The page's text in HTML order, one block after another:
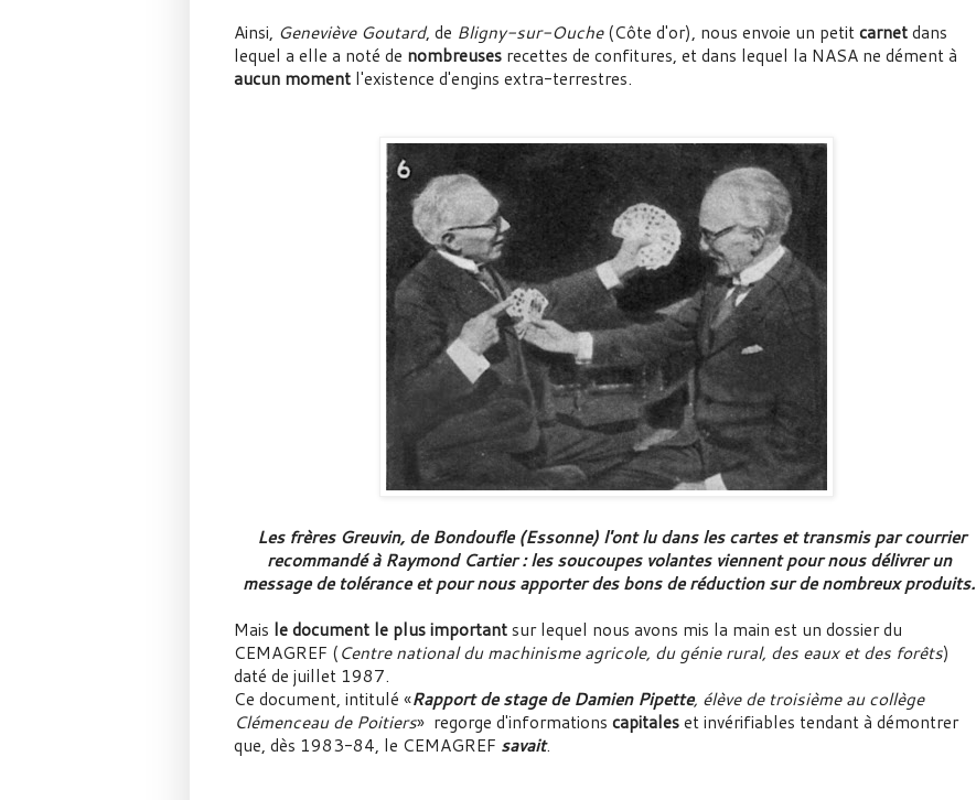
Ainsi, Geneviève Goutard, de Bligny-sur-Ouche(Côte d'or), nous envoie un petitcarnetdans
lequel a elle a noté de nombreuses recettes de confitures, et dans lequel la NASA ne dément à
aucun moment l'existence d'engins extra-terrestres.
Les frères Greuvin, de Bondoufle (Essonne) l'ont lu dans les cartes et transmis par courrier
recommandé à Raymond Cartier : les soucoupes volantes viennent pour nous délivrer un
message de tolérance et pour nous apporter des bons de réduction sur de nombreux produits.
Mais le document le plus importantsur lequel nous avons mis la main est un dossier du
CEMAGREF (Centre national du machinisme agricole, du génie rural, des eaux et des forêts)
daté de juillet 1987.
Ce document, intitulé «Rapport de stage de Damien Pipette, élève de troisième au collège
Clémenceau de Poitiers» regorge d'informations capitaleset invérifiables tendant à démontrer
que, dès 1983-84, le CEMAGREF savait.